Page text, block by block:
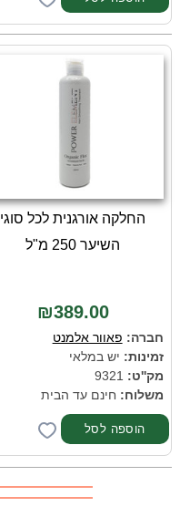
החלקה אורגנית לכל סוגי
השיער 250 מ"ל
₪389.00
חברה: פאוור אלמנט
זמינות: יש במלאי
מק''ט:
משלוח: חינם עד הבית